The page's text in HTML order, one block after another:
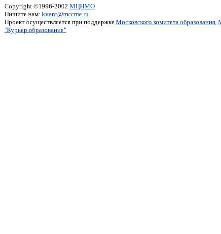
Copyright ©1996-2002 МЦНМО
Пишите нам: kvant@mccme.ru
Проект осуществляется при поддержке Московского комитета образования,
"Курьер образования"